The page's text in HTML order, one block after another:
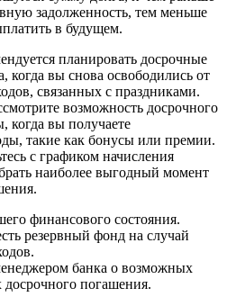
задолженность, тем меньше
в будущем.
планировать досрочные
когда вы снова освободились от
связанных с праздниками.
возможность досрочного
когда вы получаете
такие как бонусы или премии.
с графиком начисления
наиболее выгодный момент
финансового состояния.
резервный фонд на случай
банка о возможных
досрочного погашения.